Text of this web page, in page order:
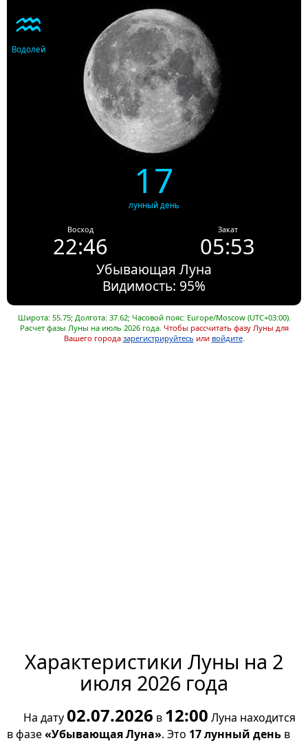
♒
Водолей
17
лунный день
Восход
22:46
Закат
05:53
Убывающая Луна
Видимость: 95%
Широта: 55.75; Долгота: 37.62; Часовой пояс: Europe/Moscow (UTC+03:00).
Расчет фазы Луны на июль 2026 года. Чтобы рассчитать фазу Луны для
Вашего города зарегистрируйтесь или войдите.
Характеристики Луны на 2
июля 2026 года
На дату02.07.2026 в 12:00 Луна находится
в фазе«Убывающая Луна». Это 17 лунный день в